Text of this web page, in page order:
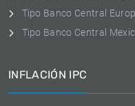
Tipo Banco Central
Tipo Banco Central
INFLACIÓN IPC